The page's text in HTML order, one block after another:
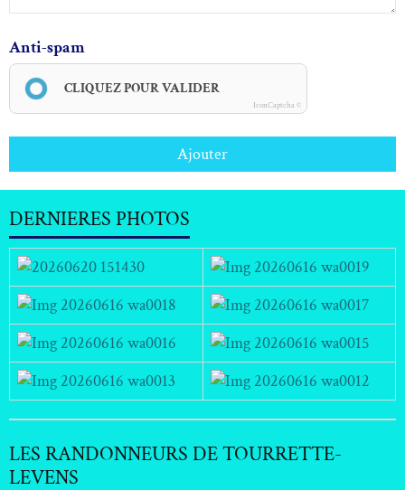
Anti-spam
CLIQUEZ POUR VALIDER
IconCaptcha ©
Ajouter
DERNIERES PHOTOS
LES RANDONNEURS DE TOURRETTE-
LEVENS